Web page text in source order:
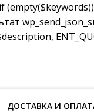
ДОСТАВКА И